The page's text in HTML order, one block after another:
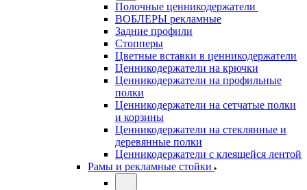
Полочные ценникодержатели
ВОБЛЕРЫ рекламные
Задние профили
Стопперы
Цветные вставки в ценникодержатели
Ценникодержатели на крючки
Ценникодержатели на профильные
полки
Ценникодержатели на сетчатые полки
и корзины
Ценникодержатели на стеклянные и
деревянные полки
Ценникодержатели с клеящейся лентой
Рамы и рекламные стойки